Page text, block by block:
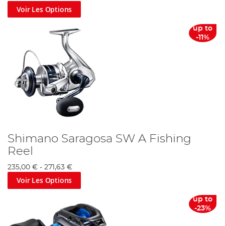
Voir Les Options
up to
-11%
Shimano Saragosa SW A Fishing
Reel
235,00 € - 271,63 €
Voir Les Options
up to
-23%